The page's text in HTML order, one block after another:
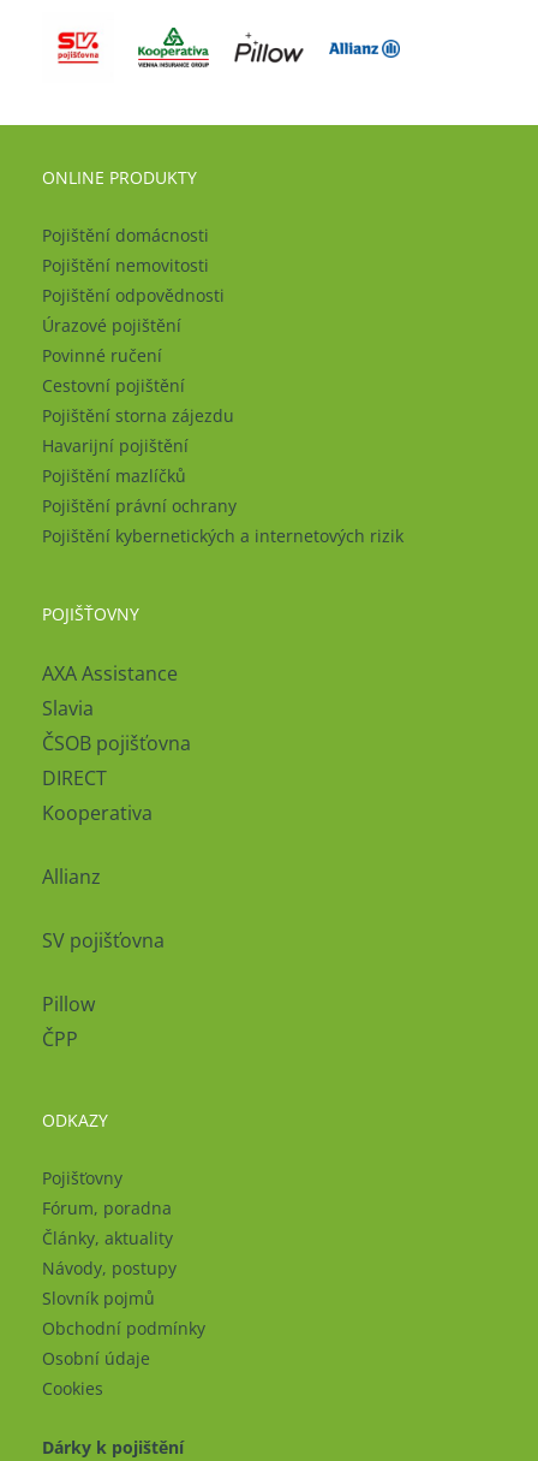
ONLINE PRODUKTY
Pojištění domácnosti
Pojištění nemovitosti
Pojištění odpovědnosti
Úrazové pojištění
Povinné ručení
Cestovní pojištění
Pojištění storna zájezdu
Havarijní pojištění
Pojištění mazlíčků
Pojištění právní ochrany
Pojištění kybernetických a internetových rizik
POJIŠŤOVNY
AXA Assistance
Slavia
ČSOB pojišťovna
DIRECT
Kooperativa
Allianz
SV pojišťovna
Pillow
ČPP
ODKAZY
Pojišťovny
Fórum, poradna
Články, aktuality
Návody, postupy
Slovník pojmů
Obchodní podmínky
Osobní údaje
Cookies
Dárky k pojištění